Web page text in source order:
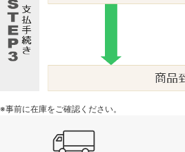
※事前に在庫をご確認ください。